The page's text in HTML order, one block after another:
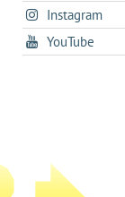
tab
new
dans
un
nouvel
Instagram
un
YouTube
dans